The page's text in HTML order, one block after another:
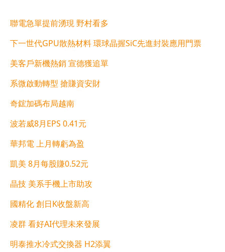
聯電急單提前湧現 野村看多
下一世代GPU散熱材料 環球晶握SiC先進封裝應用門票
美客戶新機熱銷 宣德獲追單
系微啟動轉型 搶賺資安財
奇鋐加碼布局越南
波若威8月EPS 0.41元
華邦電 上月轉虧為盈
凱美 8月每股賺0.52元
晶技 美系手機上市助攻
國精化 創日K收盤新高
凌群 看好AI代理未來發展
明泰推水冷式交換器 H2添翼